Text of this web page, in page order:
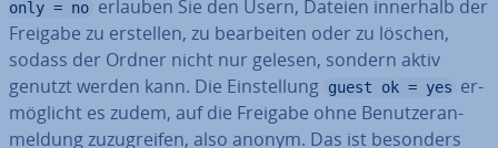
only = no erlauben Sie den Usern, Dateien innerhalb der
Freigabe zu erstellen, zu be­ar­bei­ten oder zu löschen,
sodass der Ordner nicht nur gelesen, sondern aktiv
genutzt werden kann. Die Ein­stel­lung guest ok = yes er­
mög­licht es zudem, auf die Freigabe ohne Be­nut­zer­an­
mel­dung zu­zu­grei­fen, also anonym. Das ist besonders